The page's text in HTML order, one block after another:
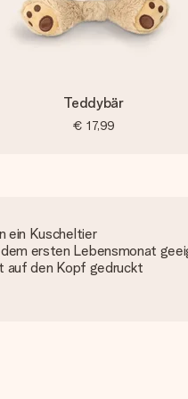
Teddybär
€ 17,99
ein Kuscheltier
ersten Lebensmonat
auf den Kopf gedruckt